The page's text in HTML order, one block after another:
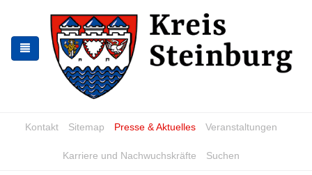
springen
springen
Kontakt Sitemap Presse & Aktuelles Veranstaltungen
Karriere und Nachwuchskräfte Suchen